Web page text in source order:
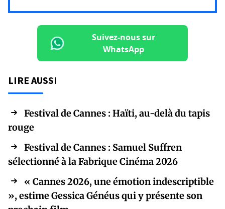
Suivez-nous sur
WhatsApp
LIRE AUSSI
Festival de Cannes : Haïti, au-delà du tapis
rouge
Festival de Cannes : Samuel Suffren
sélectionné à la Fabrique Cinéma 2026
« Cannes 2026, une émotion indescriptible
», estime Gessica Généus qui y présente son